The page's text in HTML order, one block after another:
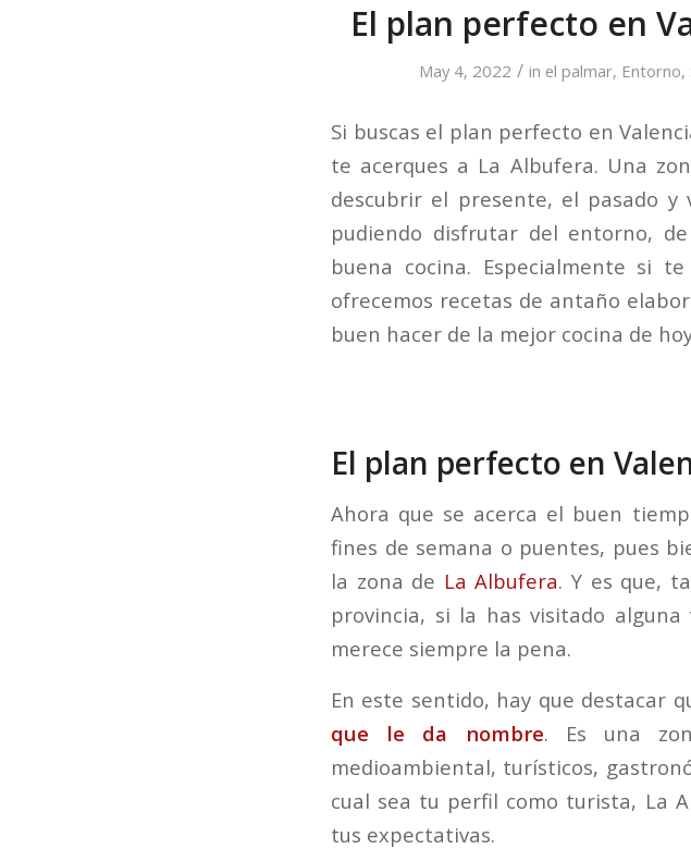
El plan perfecto en
May 4, 2022 / in el palmar, Entorno,
Si buscas el plan perfecto en
te acerques a La Albufera. Una
descubrir el presente, el pasado
pudiendo disfrutar del entorno,
buena cocina. Especialmente si
ofrecemos recetas de antaño
buen hacer de la mejor cocina de
El plan perfecto en
Ahora que se acerca el buen
fines de semana o puentes, pues
la zona de La Albufera. Y es que,
provincia, si la has visitado
merece siempre la pena.
En este sentido, hay que destacar
que le da nombre. Es una
medioambiental, turísticos,
cual sea tu perfil como turista, La
tus expectativas.